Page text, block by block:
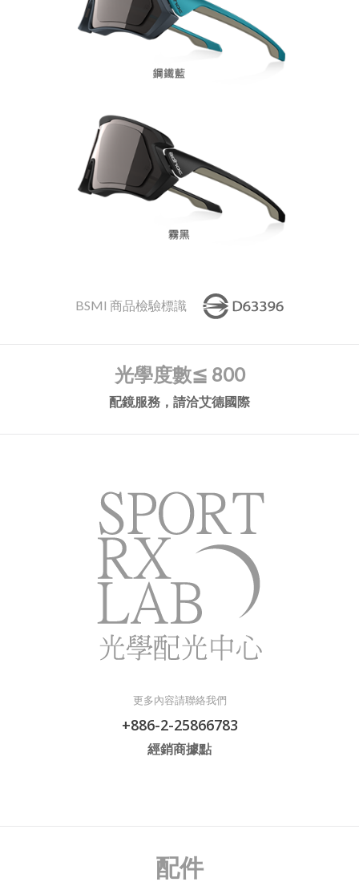
BSMI 商品檢驗標識
光學度數≦ 800
配鏡服務，請洽艾德國際
更多內容請聯絡我們
+886-2-25866783
經銷商據點
配件